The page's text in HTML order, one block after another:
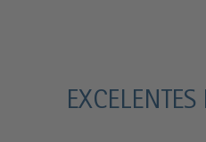
EXCELENTES